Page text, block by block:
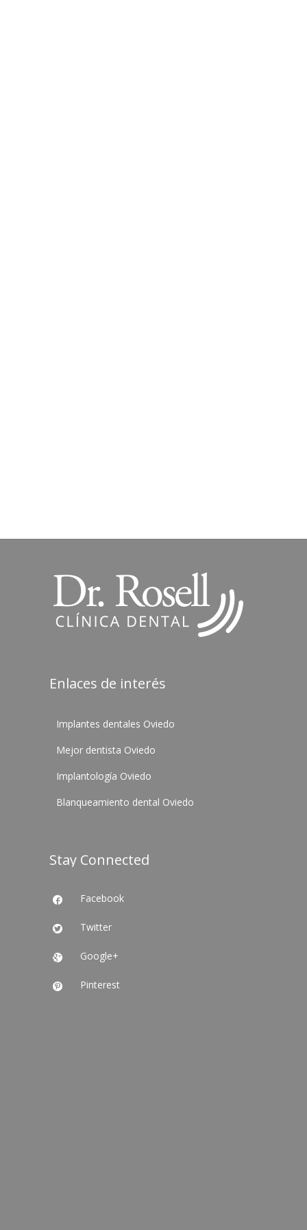
Enlaces de interés
Implantes dentales Oviedo
Mejor dentista Oviedo
Implantología Oviedo
Blanqueamiento dental Oviedo
Stay Connected
 Facebook
 Twitter
 Google+
 Pinterest